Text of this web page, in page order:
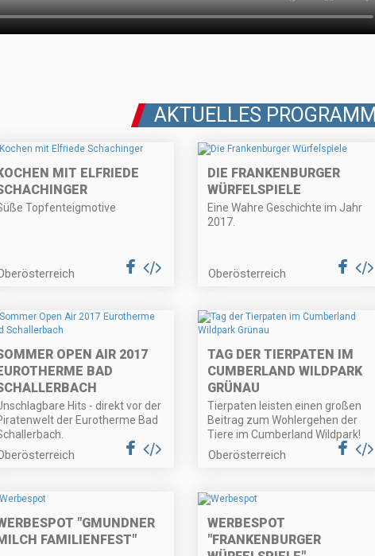
AKTUELLES PROGRAMM
MIT ELFRIEDE
Topfenteigmotive
DIE FRANKENBURGER
WÜRFELSPIELE
Eine Wahre Geschichte im Jahr
2017.
Oberösterreich
OPEN AIR 2017
BAD
Hits - direkt vor der
der Eurotherme Bad
TAG DER TIERPATEN IM
CUMBERLAND WILDPARK
GRÜNAU
Tierpaten leisten einen großen
Beitrag zum Wohlergehen der
Tiere im Cumberland Wildpark!
Oberösterreich
"GMUNDNER
FAMILIENFEST"
WERBESPOT
"FRANKENBURGER